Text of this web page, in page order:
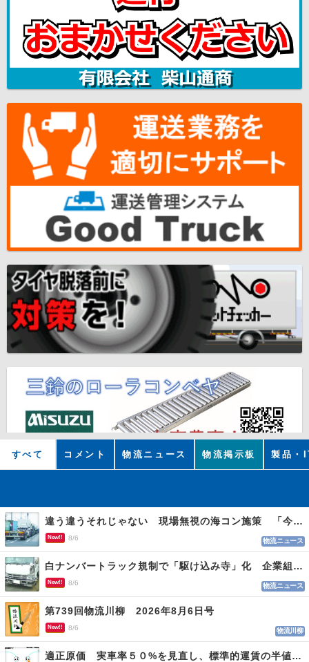
すべて コメント 物流ニュース 物流掲示板 製品・
違う違うそれじゃない 現場無視の海コン施策 「今でも平均２～３時間は待つ」
New!! 8/6 物流ニュース
白ナンバートラック規制で「駆け込み寺」化 企業組合が入会基準を見直しへ
New!! 8/6 物流ニュース
第739回物流川柳 2026年8月6日号
New!! 8/6 物流川柳
適正原価 実車率５０%を見直し、標準的運賃の半値の恐れも